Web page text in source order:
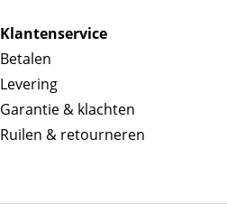
Klantenservice
Betalen
Levering
Garantie & klachten
Ruilen & retourneren